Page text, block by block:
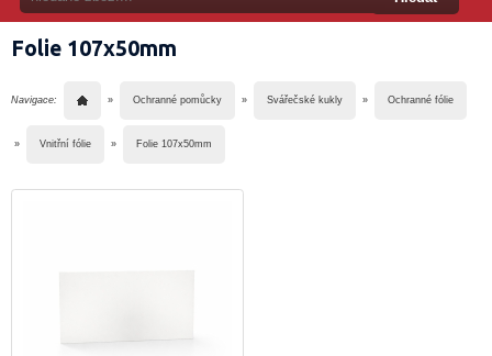
Folie 107x50mm
Navigace: » Ochranné pomůcky » Svářečské kukly » Ochranné fólie
» Vnitřní fólie » Folie 107x50mm